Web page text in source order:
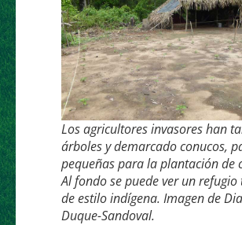
Los agricultores invasores han
árboles y demarcado conucos,
pequeñas para la plantación de
Al fondo se puede ver un
de estilo indígena. Imagen de
Duque-Sandoval.